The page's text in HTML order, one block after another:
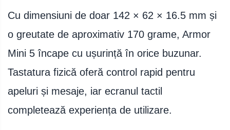
Cu dimensiuni de doar 142 × 62 × 16.5 mm și
o greutate de aproximativ 170 grame, Armor
Mini 5 încape cu ușurință în orice buzunar.
Tastatura fizică oferă control rapid pentru
apeluri și mesaje, iar ecranul tactil
completează experiența de utilizare.